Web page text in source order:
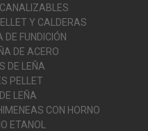
Y CALDERAS
DE FUNDICIÓN
DE ACERO
DE LEÑA
PELLET
LEÑA
CON HORNO
ETANOL